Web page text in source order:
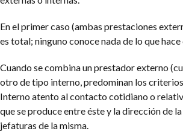
En el primer caso (ambas prestaciones
es total; ninguno conoce nada de lo que
Cuando se combina un prestador externo
otro de tipo interno, predominan los
Interno atento al contacto cotidiano o
que se produce entre éste y la dirección de
jefaturas de la misma.